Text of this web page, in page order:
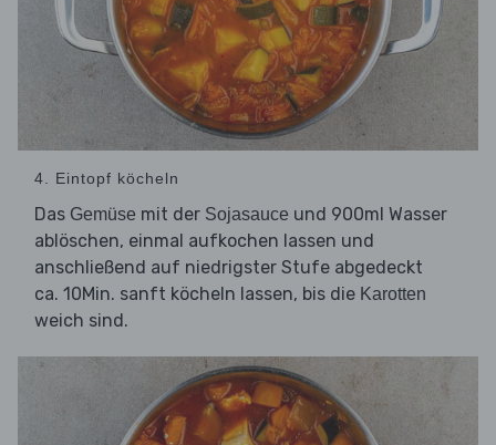
4. Eintopf köcheln
Das Gemüse mit der Sojasauce und 900ml Wasser
ablöschen, einmal aufkochen lassen und
anschließend auf niedrigster Stufe abgedeckt
ca. 10Min. sanft köcheln lassen, bis die Karotten
weich sind.